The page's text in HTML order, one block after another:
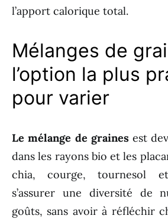
l’apport calorique total.
Mélanges de
l’option la plus
pour varier
Le mélange de grainesest
dans les rayons bio et les
chia, courge, tournesol et
s’assurer une diversité de
goûts, sans avoir à réfléchir